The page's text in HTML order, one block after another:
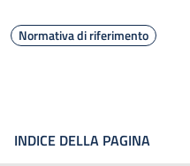
Normativa di riferimento
INDICE DELLA PAGINA